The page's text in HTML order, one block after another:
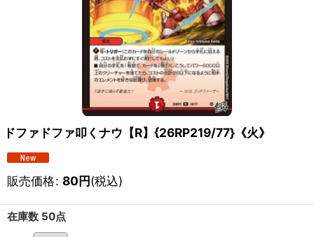
ドファドファ叩くナウ【R】{26RP219/77}《火》
販売価格: 80円(税込)
在庫数 50点